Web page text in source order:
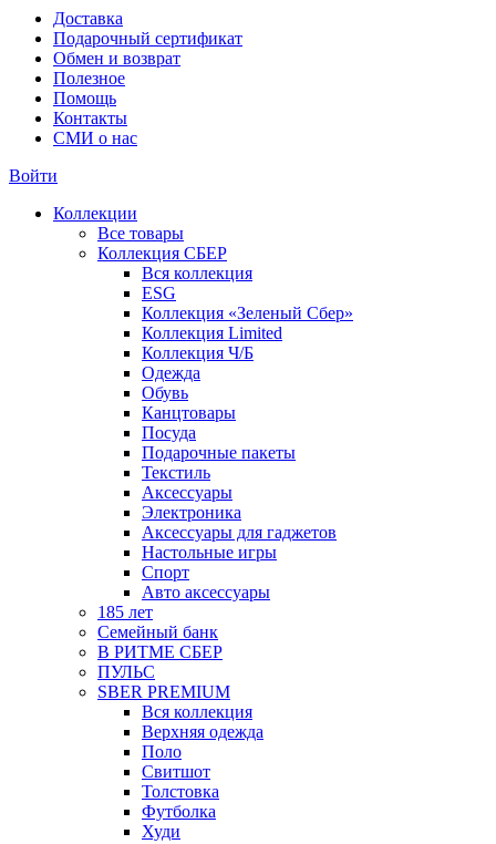
Доставка
Подарочный сертификат
Обмен и возврат
Полезное
Помощь
Контакты
СМИ о нас
Войти
Коллекции
Все товары
Коллекция СБЕР
Вся коллекция
ESG
Коллекция «Зеленый Сбер»
Коллекция Limited
Коллекция Ч/Б
Одежда
Обувь
Канцтовары
Посуда
Подарочные пакеты
Текстиль
Аксессуары
Электроника
Аксессуары для гаджетов
Настольные игры
Спорт
Авто аксессуары
185 лет
Семейный банк
В РИТМЕ СБЕР
ПУЛЬС
SBER PREMIUM
Вся коллекция
Верхняя одежда
Поло
Свитшот
Толстовка
Футболка
Худи